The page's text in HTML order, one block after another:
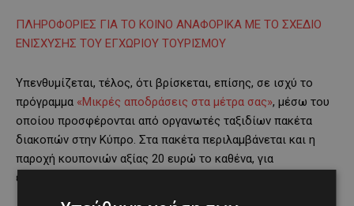
ΠΛΗΡΟΦΟΡΙΕΣ ΓΙΑ ΤΟ ΚΟΙΝΟ ΑΝΑΦΟΡΙΚA ΜΕ ΤΟ ΣΧΕΔΙΟ
ΕΝΙΣΧΥΣΗΣ ΤΟΥ ΕΓΧΩΡΙΟΥ ΤΟΥΡΙΣΜΟΥ
Υπενθυμίζεται, τέλος, ότι βρίσκεται, επίσης, σε ισχύ το
πρόγραμμα «Μικρές αποδράσεις στα μέτρα σας», μέσω του
οποίου προσφέρονται από οργανωτές ταξιδίων πακέτα
διακοπών στην Κύπρο. Στα πακέτα περιλαμβάνεται και η
παροχή κουπονιών αξίας 20 ευρώ το καθένα, για
εξαργύρωσή τους σε χώρους εστίασης.